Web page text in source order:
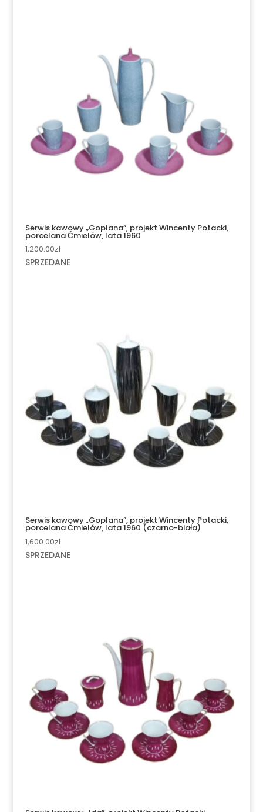
Serwis kawowy „Goplana”, projekt Wincenty Potacki,
porcelana Ćmielów, lata 1960
1,200.00zł
SPRZEDANE
Serwis kawowy „Goplana”, projekt Wincenty Potacki,
porcelana Ćmielów, lata 1960 (czarno-biała)
1,600.00zł
SPRZEDANE